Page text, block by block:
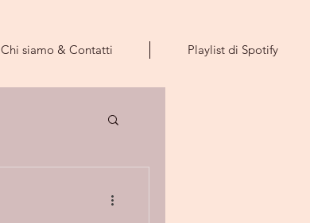
Chi siamo & Contatti Playlist di Spotify